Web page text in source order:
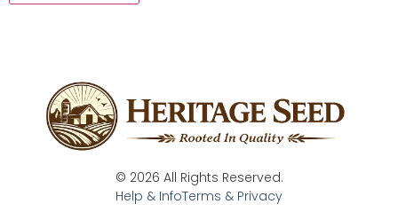
© 2026 All Rights Reserved.
Help & InfoTerms & Privacy